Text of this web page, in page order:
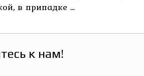
в припадке ...
к нам!